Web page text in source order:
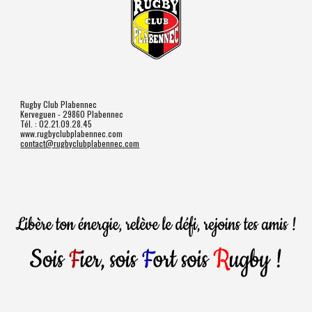
Rugby Club Plabennec
Kerveguen - 29860 Plabennec
Tél. : 02.21.09.28.45
www.rugbyclubplabennec.com
contact@rugbyclubplabennec.com